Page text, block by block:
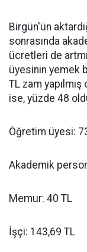
Birgün'ün
sonrasında
ücretleri de
üyesinin yemek
TL zam
ise, yüzde 48
Öğretim üyesi:
Akademik
Memur: 40 TL
İşçi: 143,69 TL